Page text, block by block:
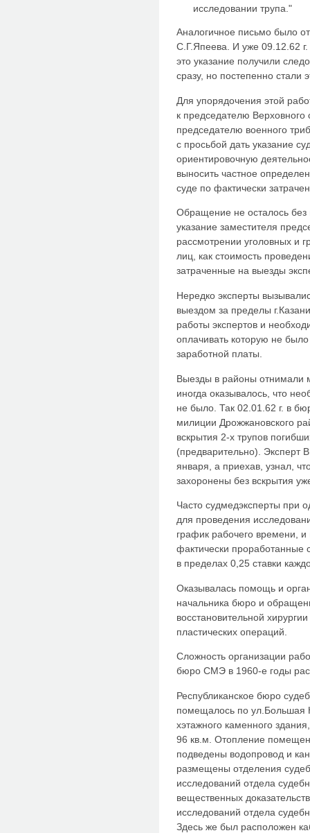
исследовании трупа."
Аналогичное письмо было
С.Г.Япеева. И уже 09.12.62
это указание получили
сразу, но постепенно стали
Для упорядочения этой
к председателю
председателю военного
с просьбой дать указание
ориентировочную
выносить частное
суде по фактически
Обращение не осталось без
указание заместителя
рассмотрении уголовных и
лиц, как стоимость
затраченные на выезды
Нередко эксперты
выездом за пределы
работы экспертов и
оплачивать которую не
заработной платы.
Выезды в районы отнимали
иногда оказывалось, что
не было. Так 02.01.62 г. в
милиции Дрожжановского
вскрытия 2-х трупов
(предварительно). Эксперт
января, а приехав, узнал,
захоронены без вскрытия
Часто судмедэксперты при
для проведения
график рабочего времени,
фактически проработанные
в пределах 0,25 ставки
Оказывалась помощь и
начальника бюро и
восстановительной
пластических операций.
Сложность организации
бюро СМЭ в 1960-е годы
Республиканское бюро
помещалось по ул.Большая
хэтажного каменного
96 кв.м. Отопление
подведены водопровод и
размещены отделения
исследований отдела
вещественных
исследований отдела
Здесь же был расположен